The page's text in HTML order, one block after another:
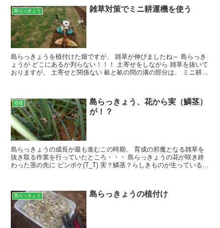
島らっきょう 雑草対策でミニ耕運機を使う
島らっきょうを植付けた畑ですが、 雑草が伸びましたね～ 島らっき
ょうが どこにあるか判らない！！！ 土寄せをしながら 雑草を抜いて
おりますが、 土寄せと関係ない 畝と畝の間の溝の部分は、 ミニ耕運
収穫
島らっきょう、花から実（鱗茎）
が！？
島らっきょうの成長が最も進むこの時期、 育成の邪魔となる雑草を
抜き取る作業を行っていたところ・・・ 島らっきょうの花が咲き終
わった茎の先に ピンボケ(T_T) 実？鱗茎？らしきものが生っているで
島らっきょう 島らっきょうの植付け